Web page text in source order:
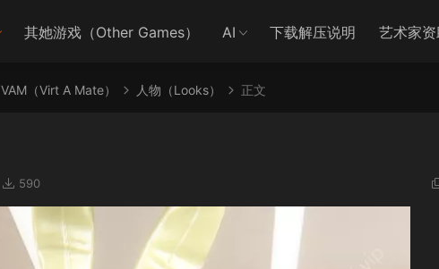
其她游戏（Other Games） AI 下载解压说明 艺术家
VAM（Virt A Mate） 人物（Looks） 正文
590